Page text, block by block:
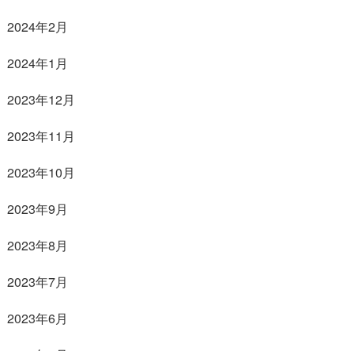
2024年2月
2024年1月
2023年12月
2023年11月
2023年10月
2023年9月
2023年8月
2023年7月
2023年6月